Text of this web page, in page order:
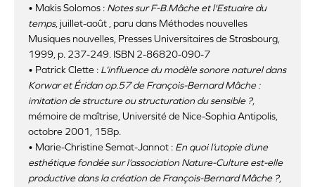
• Makis Solomos : Notes sur F-B.Mâche et l'Estuaire du
temps, juillet-août , paru dans Méthodes nouvelles
Musiques nouvelles, Presses Universitaires de Strasbourg,
1999, p. 237-249. ISBN 2-86820-090-7
• Patrick Clette : L’influence du modèle sonore naturel dans
Korwar et Éridan op.57 de François-Bernard Mâche :
imitation de structure ou structuration du sensible ?,
mémoire de maîtrise, Université de Nice-Sophia Antipolis,
octobre 2001, 158p.
• Marie-Christine Semat-Jannot : En quoi l’utopie d’une
esthétique fondée sur l’association Nature-Culture est-elle
productive dans la création de François-Bernard Mâche ?,